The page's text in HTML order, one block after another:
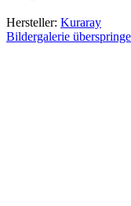
Hersteller: Kuraray
Bildergalerie